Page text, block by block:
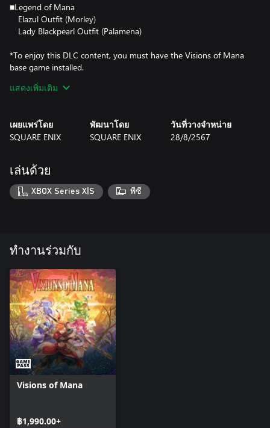
■Legend of Mana
Elazul Outfit (Morley)
Lady Blackpearl Outfit (Palamena)
*To enjoy this DLC content, you must have the Visions of Mana
base game installed.
Main Menu > Gear/Skills > Gear > Appearance.
*To use this product, it must be updated to the latest version.
แสดงเพิ่มเติม
เผยแพร่โดย
SQUARE ENIX
พัฒนาโดย
SQUARE ENIX
วันที่วางจำหน่าย
28/8/2567
เล่นด้วย
XBOX Series X|S พีซี
ทำงานร่วมกับ
Visions of Mana
฿1,990.00+